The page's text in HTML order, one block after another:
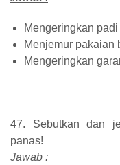
Mengeringkan
Menjemur pakaian
Mengeringkan
47. Sebutkan dan
panas!
Jawab :